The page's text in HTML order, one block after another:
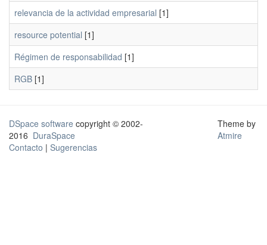
relevancia de la actividad empresarial [1]
resource potential [1]
Régimen de responsabilidad [1]
RGB [1]
DSpace software copyright © 2002-
2016 DuraSpace
Contacto | Sugerencias
Theme by
Atmire